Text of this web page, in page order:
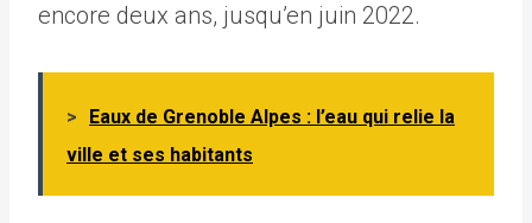
encore deux ans, jusqu’en juin 2022.
>
Eaux de Grenoble Alpes : l’eau qui relie la
ville et ses habitants